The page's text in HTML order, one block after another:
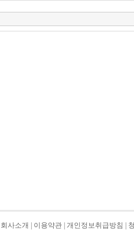
회사소개 이용약관 개인정보취급방침